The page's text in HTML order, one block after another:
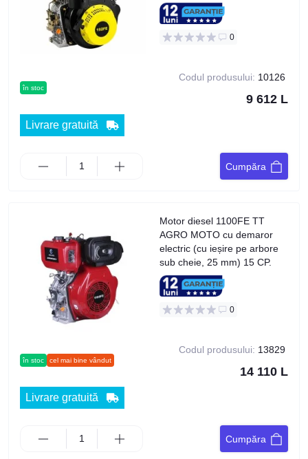
în stoc
0
Codul produsului: 10126
9 612 L
Livrare gratuită
Cumpăra
în stoc cel mai bine vândut
Motor diesel 1100FE TT
AGRO MOTO cu demaror
electric (cu ieșire pe arbore
sub cheie, 25 mm) 15 CP.
0
Codul produsului: 13829
14 110 L
Livrare gratuită
Cumpăra